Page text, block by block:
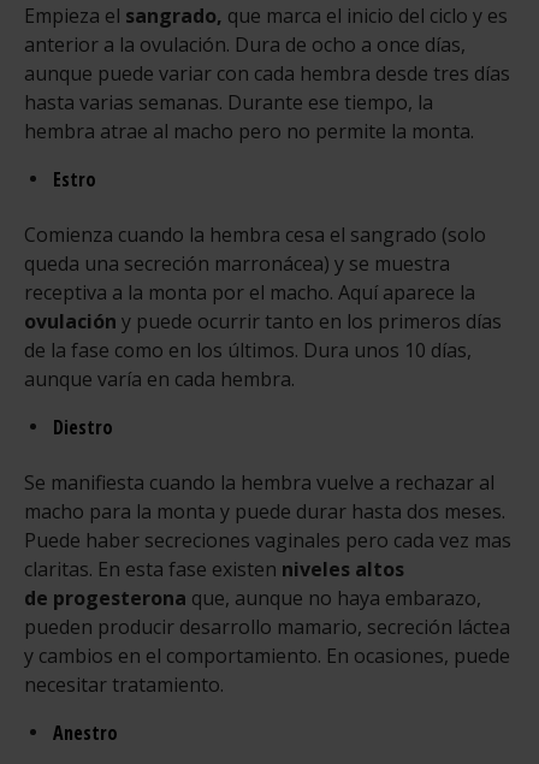
Empieza el sangrado, que marca el inicio del ciclo y es
anterior a la ovulación. Dura de ocho a once días,
aunque puede variar con cada hembra desde tres días
hasta varias semanas. Durante ese tiempo, la
hembra atrae al macho pero no permite la monta.
Estro
Comienza cuando la hembra cesa el sangrado (solo
queda una secreción marronácea) y se muestra
receptiva a la monta por el macho. Aquí aparece la
ovulación y puede ocurrir tanto en los primeros días
de la fase como en los últimos. Dura unos 10 días,
aunque varía en cada hembra.
Diestro
Se manifiesta cuando la hembra vuelve a rechazar al
macho para la monta y puede durar hasta dos meses.
Puede haber secreciones vaginales pero cada vez mas
claritas. En esta fase existen niveles altos
de progesterona que, aunque no haya embarazo,
pueden producir desarrollo mamario, secreción láctea
y cambios en el comportamiento. En ocasiones, puede
necesitar tratamiento.
Anestro